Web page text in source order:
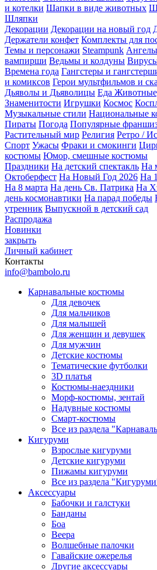
и котелки Шапки в виде животных
Шляпки
Декорации Декорации на новый год
Держатели конфет Комплекты для
Темы и персонажи Steampunk Ангелы
вампирши Ведьмы и колдуны
Времена года Гангстеры и
и комиксов Герои мультфильмов и
Дьяволы и Дьяволицы Еда
Знаменитости Игрушки Космос
Музыкальные стили Национальные
Пираты Погода Популярные
Растительный мир Религия Ретро /
Спорт Ужасы Фраки и смокинги
костюмы Юмор, смешные костюмы
Праздники На детский спектакль На
Октоберфест На Новый Год 2026 На
На 8 марта На день Св. Патрика На
день космонавтики На парад победы
утренник Выпускной в детский сад
Распродажа
Новинки
закрыть
Личный кабинет
Контакты
info@bambolo.ru
Карнавальные костюмы
Для девочек
Для мальчиков
Для малышей
Для женщин и девушек
Для мужчин
Детские костюмы
Тематические футболки
3D платья
Костюмы-наездники
Морф-костюмы, зентай
Надувные костюмы
Смарт-костюмы
Все из раздела
Кигуруми
Взрослые кигуруми
Детские кигуруми
Пижамы кигуруми
Все из раздела
Аксессуары
Бабочки и галстуки
Банданы
Боа
Веера
Волшебные палочки
Гавайские ожерелья
Другие аксессуары